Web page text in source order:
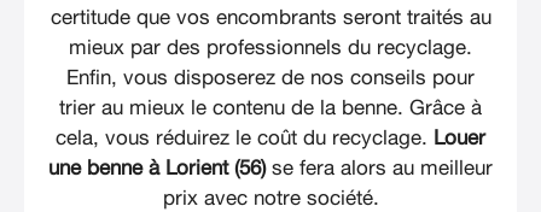
certitude que vos encombrants seront traités au
mieux par des professionnels du recyclage.
Enfin, vous disposerez de nos conseils pour
trier au mieux le contenu de la benne. Grâce à
cela, vous réduirez le coût du recyclage. Louer
une benne à Lorient (56)se fera alors au meilleur
prix avec notre société.